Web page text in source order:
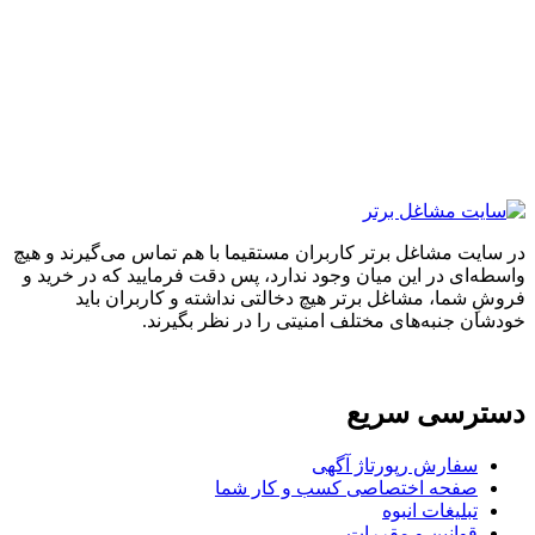
مشاغل برتر کاربران مستقیما با هم تماس می‌گیرند و هیچ
در این میان وجود ندارد، پس دقت فرمایید که در خرید و
شما، مشاغل برتر هیچ دخالتی نداشته و کاربران باید
جنبه‌های مختلف امنیتی را در نظر بگیرند.
سریع
سفارش رپورتاژ آگهی
صفحه اختصاصی کسب و کار شما
تبلیغات انبوه